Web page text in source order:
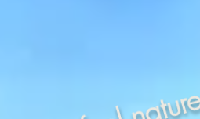
We support a